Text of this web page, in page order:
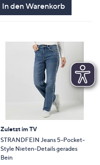
In den Warenkorb
Zuletzt im TV
STRANDFEIN Jeans 5-Pocket-
Style Nieten-Details gerades
Bein